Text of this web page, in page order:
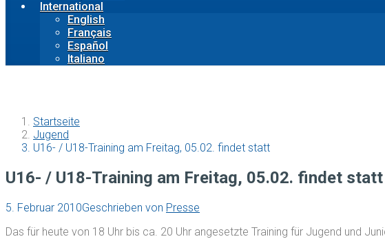
International
English
Français
Español
Italiano
Startseite
Jugend
U16- / U18-Training am Freitag, 05.02. findet statt
U16- / U18-Training am Freitag, 05.02. findet statt
5. Februar 2010Geschrieben von Presse
Das für heute von 18 Uhr bis ca. 20 Uhr angesetzte Training für Jugend und